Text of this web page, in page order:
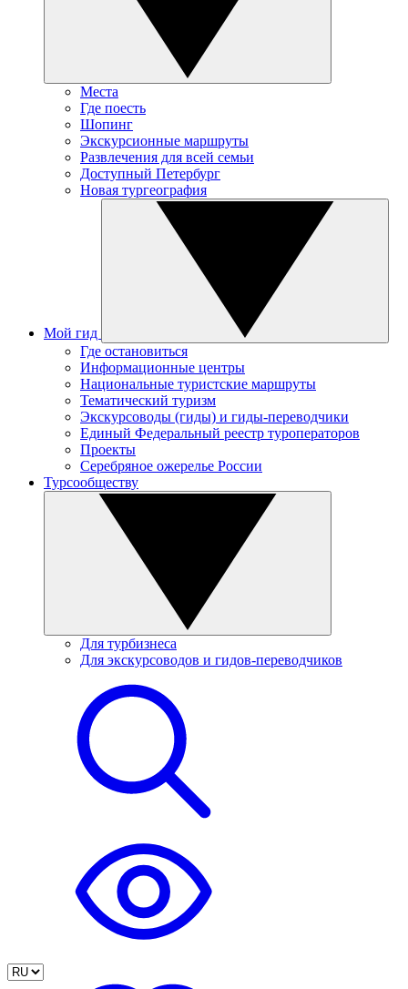
Места
Где поесть
Шопинг
Экскурсионные маршруты
Развлечения для всей семьи
Доступный Петербург
Новая тургеография
Мой гид
Где остановиться
Информационные центры
Национальные туристские маршруты
Тематический туризм
Экскурсоводы (гиды) и гиды-переводчики
Единый Федеральный реестр туроператоров
Проекты
Серебряное ожерелье России
Турсообществу
Для турбизнеса
Для экскурсоводов и гидов-переводчиков